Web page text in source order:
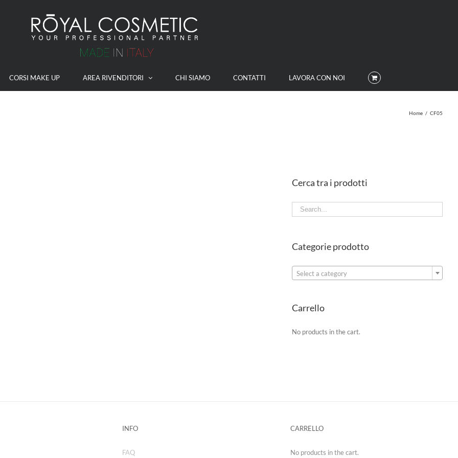
CORSI MAKE UP AREA RIVENDITORI CHI SIAMO CONTATTI LAVORA CON NOI
Home / CF05
Cerca tra i prodotti
Categorie prodotto
Select a category
Carrello
No products in the cart.
INFO
FAQ
CARRELLO
No products in the cart.